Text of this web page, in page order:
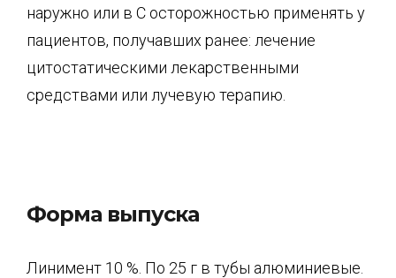
наружно или в С осторожностью применять у
пациентов, получавших ранее: лечение
цитостатическими лекарственными
средствами или лучевую терапию.
Форма выпуска
Линимент 10 %. По 25 г в тубы алюминиевые.